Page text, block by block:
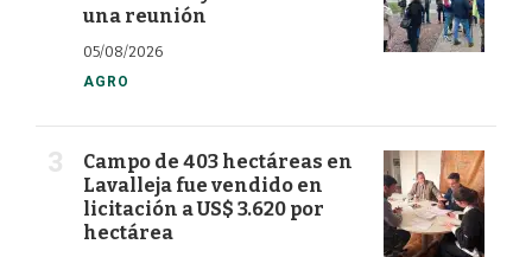
una reunión
05/08/2026
AGRO
Campo de 403 hectáreas en
Lavalleja fue vendido en
licitación a US$ 3.620 por
hectárea